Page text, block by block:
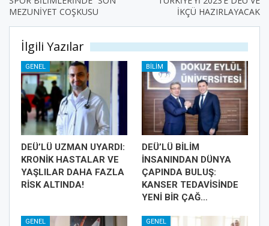
MEZUNİYET COŞKUSU
İKÇÜ HAZIRLAYACAK
İlgili Yazılar
GENEL
DEÜ’LÜ UZMAN UYARDI:
KRONİK HASTALAR VE
YAŞLILAR DAHA FAZLA
RİSK ALTINDA!
BILIM
DEÜ’LÜ BİLİM
İNSANINDAN DÜNYA
ÇAPINDA BULUŞ:
KANSER TEDAVİSİNDE
YENİ BİR ÇAĞ…
GENEL GENEL